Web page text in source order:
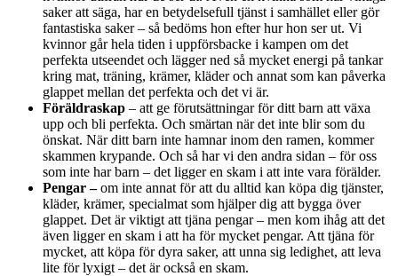
saker att säga, har en betydelsefull tjänst i samhället eller gör
fantastiska saker – så bedöms hon efter hur hon ser ut. Vi
kvinnor går hela tiden i uppförsbacke i kampen om det
perfekta utseendet och lägger ned så mycket energi på tankar
kring mat, träning, krämer, kläder och annat som kan påverka
glappet mellan det perfekta och det vi är.
Föräldraskap – att ge förutsättningar för ditt barn att växa
upp och bli perfekta. Och smärtan när det inte blir som du
önskat. När ditt barn inte hamnar inom den ramen, kommer
skammen krypande. Och så har vi den andra sidan – för oss
som inte har barn – det ligger en skam i att inte vara förälder.
Pengar –om inte annat för att du alltid kan köpa dig tjänster,
kläder, krämer, specialmat som hjälper dig att bygga över
glappet. Det är viktigt att tjäna pengar – men kom ihåg att det
även ligger en skam i att ha för mycket pengar. Att tjäna för
mycket, att köpa för dyra saker, att unna sig ledighet, att leva
lite för lyxigt – det är också en skam.